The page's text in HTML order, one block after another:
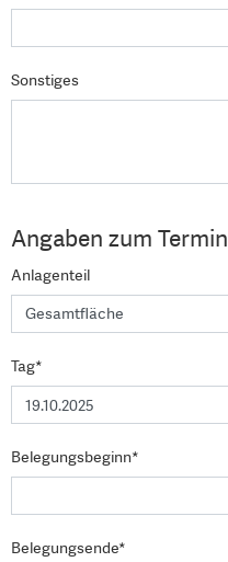
Sonstiges
Angaben zum Termin
Anlagenteil
Tag*
Belegungsbeginn*
Belegungsende*